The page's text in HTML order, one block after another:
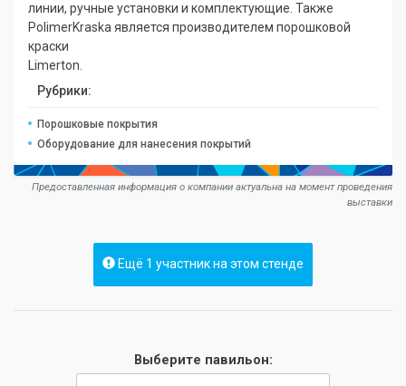
линии, ручные установки и комплектующие. Также
PolimerKraska является производителем порошковой
краски
Limerton.
Рубрики:
Порошковые покрытия
Оборудование для нанесения покрытий
Предоставленная информация о компании актуальна на момент проведения
выставки
Ещё 1 участник на этом стенде
Выберите павильон: